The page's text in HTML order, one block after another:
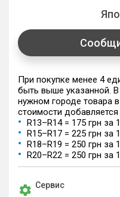
При покупке менее 4
быть выше указанной. В
нужном городе товара
стоимости
R13–R14 = 175 грн за
R15–R17 = 225 грн за
R18–R19 = 250 грн за
R20–R22 = 250 грн за
Сервис